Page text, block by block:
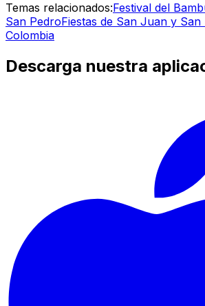
Temas relacionados:Festival del
San PedroFiestas de San Juan y San
Colombia
Descarga nuestra